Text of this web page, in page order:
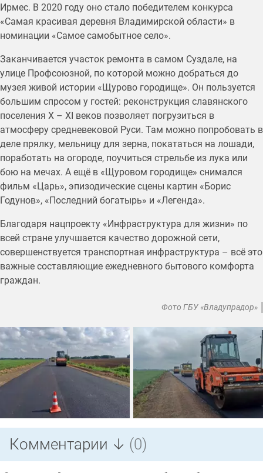
Ирмес. В 2020 году оно стало победителем конкурса
«Самая красивая деревня Владимирской области» в
номинации «Самое самобытное село».
Заканчивается участок ремонта в самом Суздале, на
улице Профсоюзной, по которой можно добраться до
музея живой истории «Щурово городище». Он пользуется
большим спросом у гостей: реконструкция славянского
поселения X – XI веков позволяет погрузиться в
атмосферу средневековой Руси. Там можно попробовать в
деле прялку, мельницу для зерна, покататься на лошади,
поработать на огороде, поучиться стрельбе из лука или
бою на мечах. А ещё в «Щуровом городище» снимался
фильм «Царь», эпизодические сцены картин «Борис
Годунов», «Последний богатырь» и «Легенда».
Благодаря нацпроекту «Инфраструктура для жизни» по
всей стране улучшается качество дорожной сети,
совершенствуется транспортная инфраструктура – всё это
важные составляющие ежедневного бытового комфорта
граждан.
Фото ГБУ «Владупрадор»
Комментарии ↓ (0)